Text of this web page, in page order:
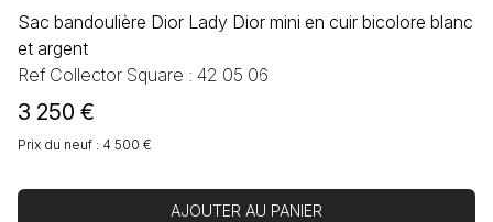
Sac bandoulière Dior Lady Dior mini en cuir bicolore blanc
et argent
Ref Collector Square : 42 05 06
3 250 €
Prix du neuf : 4 500 €
AJOUTER AU PANIER